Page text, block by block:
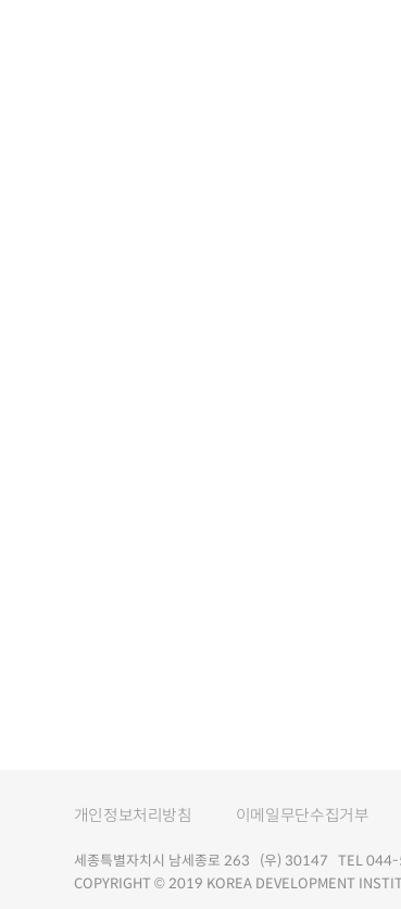
개인정보처리방침 이메일무단수집거부
세종특별자치시 남세종로 263 (우) 30147 TEL
COPYRIGHT © 2019 KOREA DEVELOPMENT